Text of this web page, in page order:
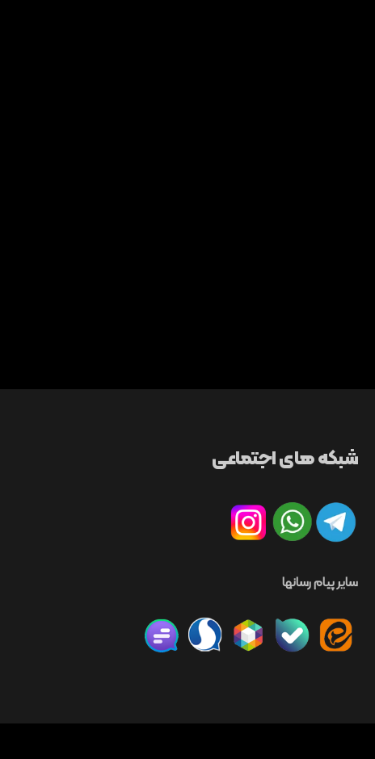
شبکه های اجتماعی
سایر پیام رسانها